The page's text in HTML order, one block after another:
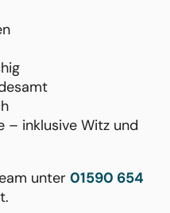
– inklusive Witz und
unter 01590 654